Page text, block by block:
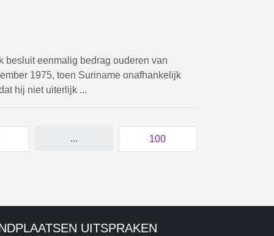
besluit eenmalig bedrag ouderen van
1975, toen Suriname onafhankelijk
hij niet uiterlijk ...
... 100
UITSPRAKEN